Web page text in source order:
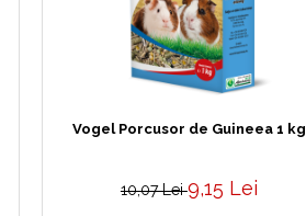
Vogel Porcusor de Guineea 1 kg
10,07 Lei9,15 Lei